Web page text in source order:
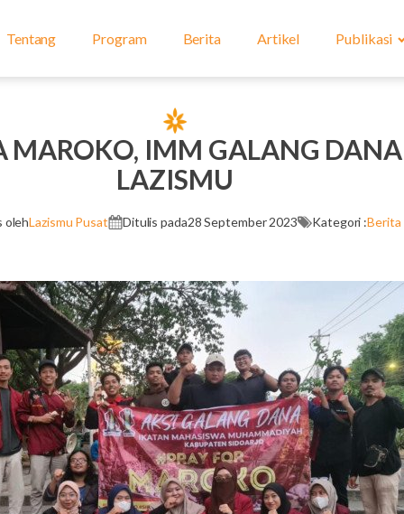
Tentang Program Berita Artikel Publikasi
MAROKO, IMM GALANG
LAZISMU
olehLazismu Pusat Ditulis pada28 September 2023 Kategori :Berita